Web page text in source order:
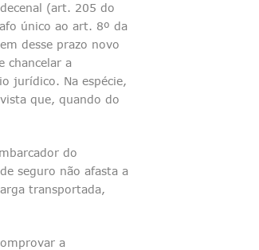
(art. 205 do
único ao art. 8º da
desse prazo novo
chancelar a
jurídico. Na espécie,
que, quando do
do
seguro não afasta a
transportada,
a